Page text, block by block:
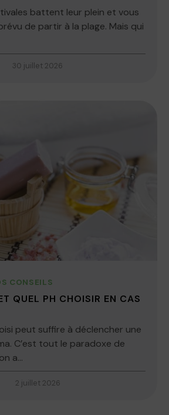
battent leur plein et vous
de partir à la plage. Mais qui
30 juillet 2026
CONSEILS
QUEL PH CHOISIR EN CAS
peut suffire à déclencher une
C’est tout le paradoxe de
a...
2 juillet 2026